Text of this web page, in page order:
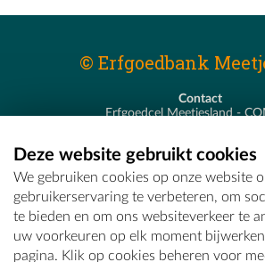
© Erfgoedbank
Contact
Erfgoedcel Meetjesland -
T - 09 373 75 96
E -
Deze website gebruikt cookies
We gebruiken cookies op onze website
gebruikerservaring te verbeteren, om
te bieden en om ons websiteverkeer te
uw voorkeuren op elk moment
pagina. Klik op cookies beheren voor